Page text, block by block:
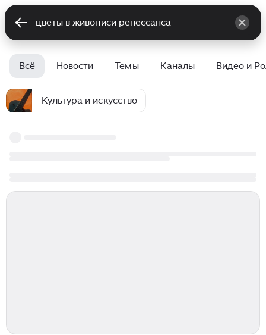
Всё Новости Темы Каналы Видео и
Культура и искусство